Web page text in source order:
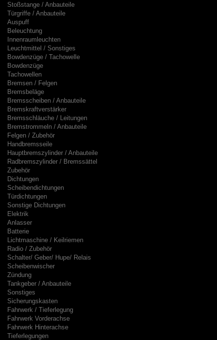
Stoßstange / Anbauteile
Türgriffe / Anbauteile
Auspuff
Beleuchtung
Innenraumleuchten
Leuchtmittel / Sonstiges
Bowdenzüge / Tachowelle
Bowdenzüge
Tachowellen
Bremsen / Felgen
Bremsbeläge
Bremsscheiben / Anbauteile
Bremskraftverstärker
Bremsschläuche / Leitungen
Bremstrommeln / Anbauteile
Felgen / Zubehör
Handbremsseile
Hauptbremszylinder / Anbauteile
Radbremszylinder / Bremssättel
Zubehör
Dichtungen
Scheibendichtungen
Türdichtungen
Sonstige Dichtungen
Elektrik
Anlasser
Batterie
Lichtmaschine / Keilriemen
Radio / Zubehör
Schalter/ Geber/ Hupe/ Relais
Scheibenwischer
Zündung
Tankgeber / Anbauteile
Sonstiges
Sicherungskasten
Fahrwerk / Tieferlegung
Fahrwerk Vorderachse
Fahrwerk Hinterachse
Tieferlegungen